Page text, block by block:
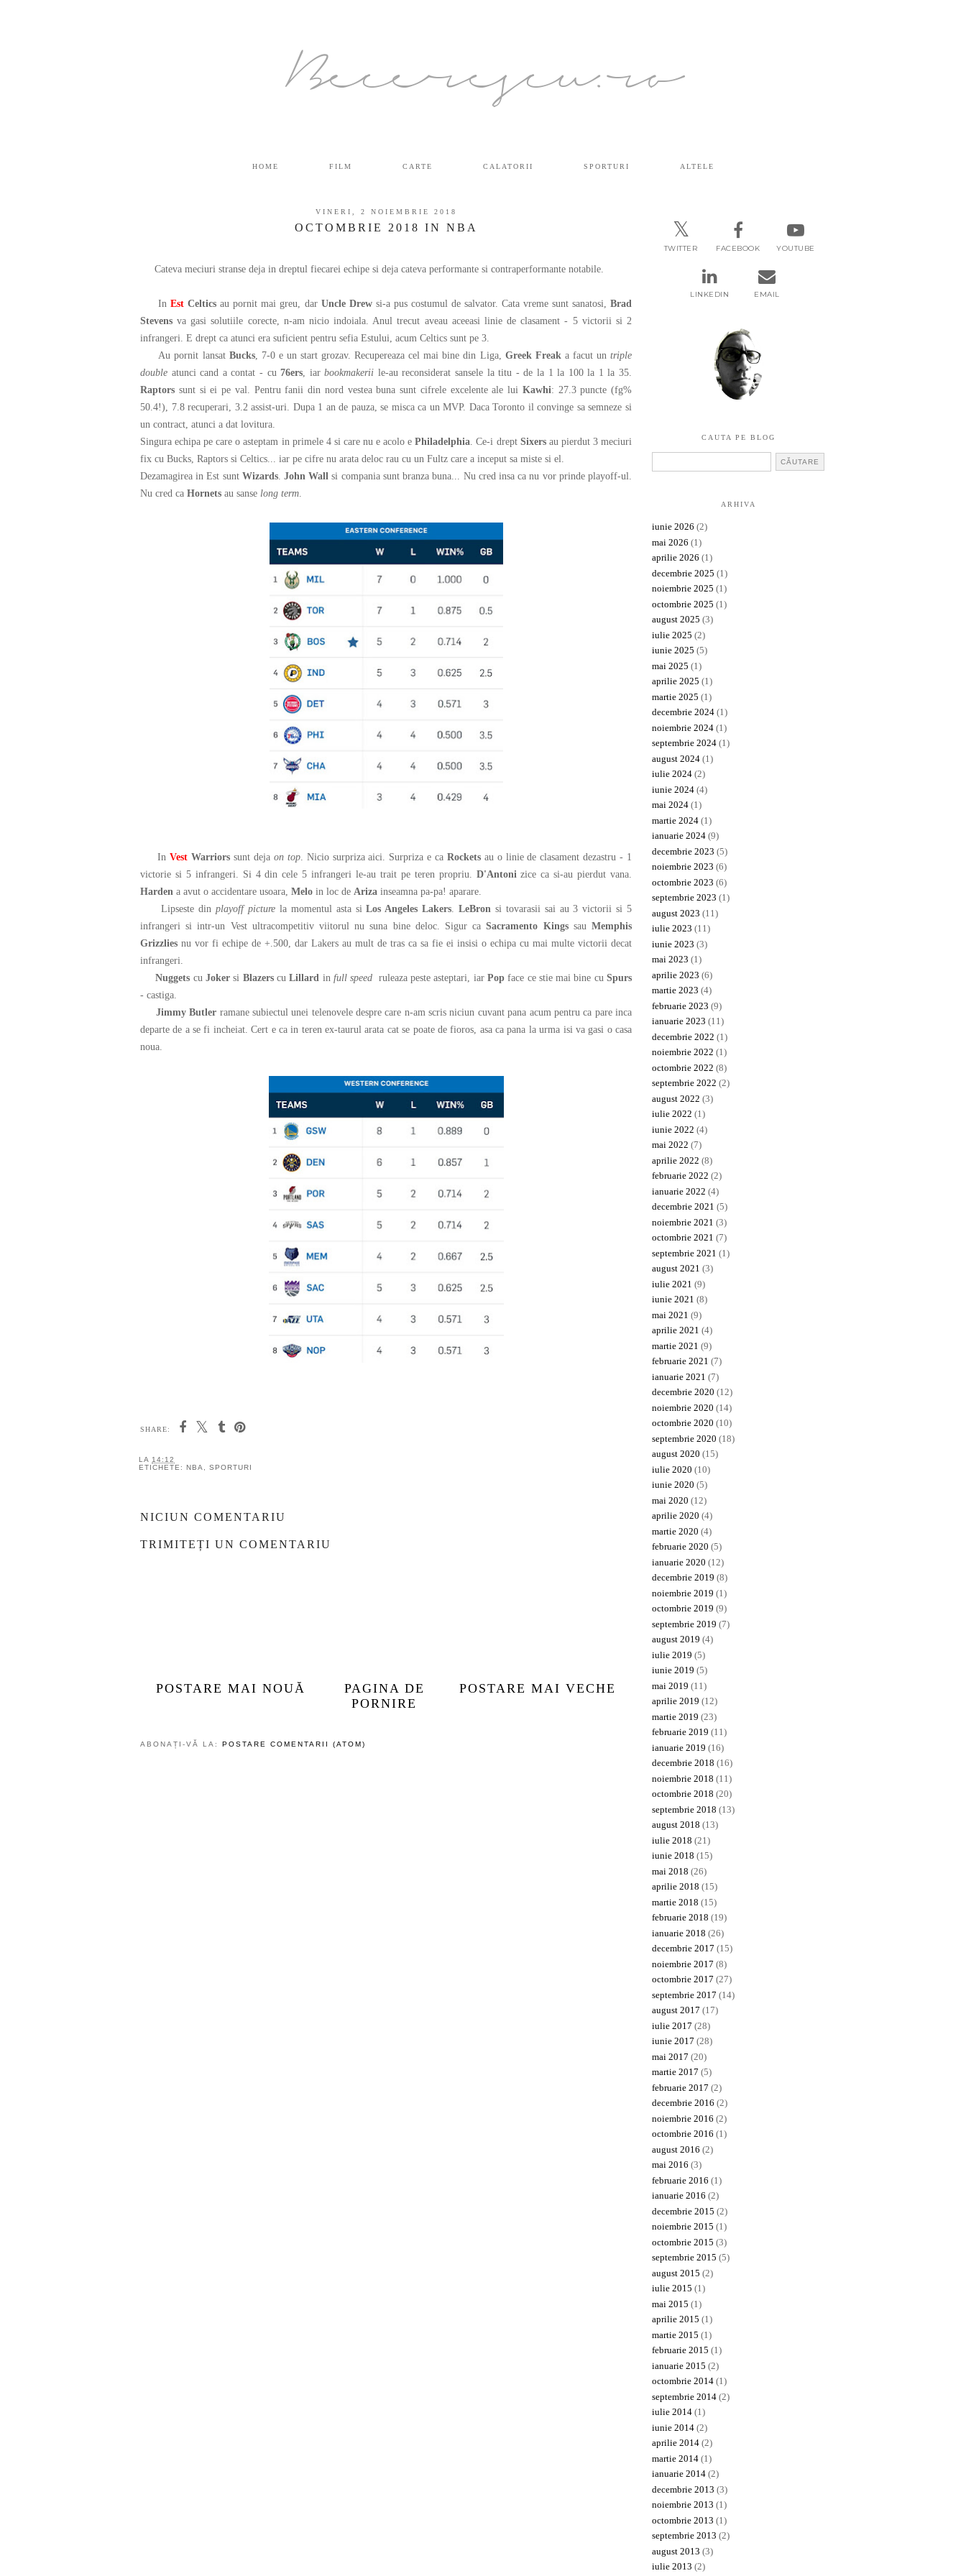
Becerescu.ro
HOME FILM CARTE CALATORII SPORTURI ALTELE
VINERI, 2 NOIEMBRIE 2018
OCTOMBRIE 2018 IN NBA
Cateva meciuri stranse deja in dreptul fiecarei echipe si deja cateva performante si contraperformante notabile.
InEst Celtics au pornit mai greu, dar Uncle Drew si-a pus costumul de salvator. Cata vreme sunt sanatosi,Brad
Stevensva gasi solutiile corecte, n-am nicio indoiala. Anul trecut aveau aceeasi linie de clasament - 5 victorii si 2
infrangeri. E drept ca atunci era suficient pentru sefia Estului, acum Celtics sunt pe 3.
Au pornit lansat Bucks, 7-0 e un start grozav. Recupereaza cel mai bine din Liga, Greek Freak a facut un triple
double atunci cand a contat - cu 76ers , iarbookmakerii le-au reconsiderat sansele la titu - de la 1 la 100 la 1 la 35.
Raptors sunt si ei pe val. Pentru fanii din nord vestea buna sunt cifrele excelente ale lui Kawhi: 27.3 puncte (fg%
50.4!), 7.8 recuperari, 3.2 assist-uri. Dupa 1 an de pauza, se misca ca un MVP. Daca Toronto il convinge sa semneze si
un contract, atunci a dat lovitura.
Singura echipa pe care o asteptam in primele 4 si care nu e acolo ePhiladelphia . Ce-i drept Sixers au pierdut 3 meciuri
fix cu Bucks, Raptors si Celtics... iar pe cifre nu arata deloc rau cu un Fultz care a inceput sa miste si el.
Dezamagirea in Est sunt Wizards.John Wall si compania sunt branza buna... Nu cred insa ca nu vor prinde playoff-ul.
Nu cred ca Hornets au sanse long term
InVest Warriors sunt deja on top. Nicio surpriza aici. Surpriza e ca Rockets au o linie de clasament dezastru - 1
victorie si 5 infrangeri. Si 4 din cele 5 infrangeri le-au trait pe teren propriu. D'Antonizice ca si-au pierdut vana.
Harden a avut o accidentare usoara, Melo in loc de Ariza inseamna pa-pa! aparare.
Lipseste dinplayoff picture la momentul asta siLos Angeles Lakers. LeBron si tovarasii sai au 3 victorii si 5
infrangeri si intr-un Vest ultracompetitiv viitorul nu suna bine deloc. Sigur caSacramento KingssauMemphis
Grizzlies nu vor fi echipe de +.500, dar Lakers au mult de tras ca sa fie ei insisi o echipa cu mai multe victorii decat
infrangeri.
Nuggets cuJoker si Blazers cuLillard in full speed ruleaza peste asteptari, iar Popface ce stie mai bine cuSpurs
- castiga.
Jimmy Butler ramane subiectul unei telenovele despre care n-am scris niciun cuvant pana acum pentru ca pare inca
departe de a se fi incheiat. Cert e ca in teren ex-taurul arata cat se poate de fioros, asa ca pana la urma isi va gasi o casa
noua.
SHARE:
TWITTER FACEBOOK YOUTUBE
LINKEDIN EMAIL
CAUTA PE BLOG
ARHIVA
iunie 2026 (2)
mai 2026 (1)
aprilie 2026 (1)
decembrie 2025 (1)
noiembrie 2025 (1)
octombrie 2025 (1)
august 2025 (3)
iulie 2025 (2)
iunie 2025 (5)
mai 2025 (1)
aprilie 2025 (1)
martie 2025 (1)
decembrie 2024 (1)
noiembrie 2024 (1)
septembrie 2024 (1)
august 2024 (1)
iulie 2024 (2)
iunie 2024 (4)
mai 2024 (1)
martie 2024 (1)
ianuarie 2024 (9)
decembrie 2023 (5)
noiembrie 2023 (6)
octombrie 2023 (6)
septembrie 2023 (1)
august 2023 (11)
iulie 2023 (11)
iunie 2023 (3)
mai 2023 (1)
aprilie 2023 (6)
martie 2023 (4)
februarie 2023 (9)
ianuarie 2023 (11)
decembrie 2022 (1)
noiembrie 2022 (1)
octombrie 2022 (8)
septembrie 2022 (2)
august 2022 (3)
iulie 2022 (1)
iunie 2022 (4)
mai 2022 (7)
aprilie 2022 (8)
februarie 2022 (2)
ianuarie 2022 (4)
decembrie 2021 (5)
noiembrie 2021 (3)
octombrie 2021 (7)
septembrie 2021 (1)
august 2021 (3)
iulie 2021 (9)
iunie 2021 (8)
mai 2021 (9)
aprilie 2021 (4)
martie 2021 (9)
februarie 2021 (7)
ianuarie 2021 (7)
decembrie 2020 (12)
noiembrie 2020 (14)
octombrie 2020 (10)
septembrie 2020 (18)
august 2020 (15)
iulie 2020 (10)
iunie 2020 (5)
mai 2020 (12)
aprilie 2020 (4)
martie 2020 (4)
februarie 2020 (5)
ianuarie 2020 (12)
decembrie 2019 (8)
noiembrie 2019 (1)
octombrie 2019 (9)
septembrie 2019 (7)
august 2019 (4)
iulie 2019 (5)
iunie 2019 (5)
mai 2019 (11)
aprilie 2019 (12)
martie 2019 (23)
februarie 2019 (11)
ianuarie 2019 (16)
decembrie 2018 (16)
noiembrie 2018 (11)
octombrie 2018 (20)
septembrie 2018 (13)
august 2018 (13)
iulie 2018 (21)
iunie 2018 (15)
mai 2018 (26)
aprilie 2018 (15)
martie 2018 (15)
februarie 2018 (19)
ianuarie 2018 (26)
decembrie 2017 (15)
noiembrie 2017 (8)
octombrie 2017 (27)
septembrie 2017 (14)
august 2017 (17)
iulie 2017 (28)
iunie 2017 (28)
mai 2017 (20)
martie 2017 (5)
februarie 2017 (2)
decembrie 2016 (2)
noiembrie 2016 (2)
octombrie 2016 (1)
august 2016 (2)
mai 2016 (3)
februarie 2016 (1)
ianuarie 2016 (2)
decembrie 2015 (2)
noiembrie 2015 (1)
octombrie 2015 (3)
septembrie 2015 (5)
august 2015 (2)
iulie 2015 (1)
mai 2015 (1)
aprilie 2015 (1)
martie 2015 (1)
februarie 2015 (1)
ianuarie 2015 (2)
octombrie 2014 (1)
septembrie 2014 (2)
iulie 2014 (1)
iunie 2014 (2)
aprilie 2014 (2)
martie 2014 (1)
ianuarie 2014 (2)
decembrie 2013 (3)
noiembrie 2013 (1)
octombrie 2013 (1)
septembrie 2013 (2)
august 2013 (3)
iulie 2013 (2)